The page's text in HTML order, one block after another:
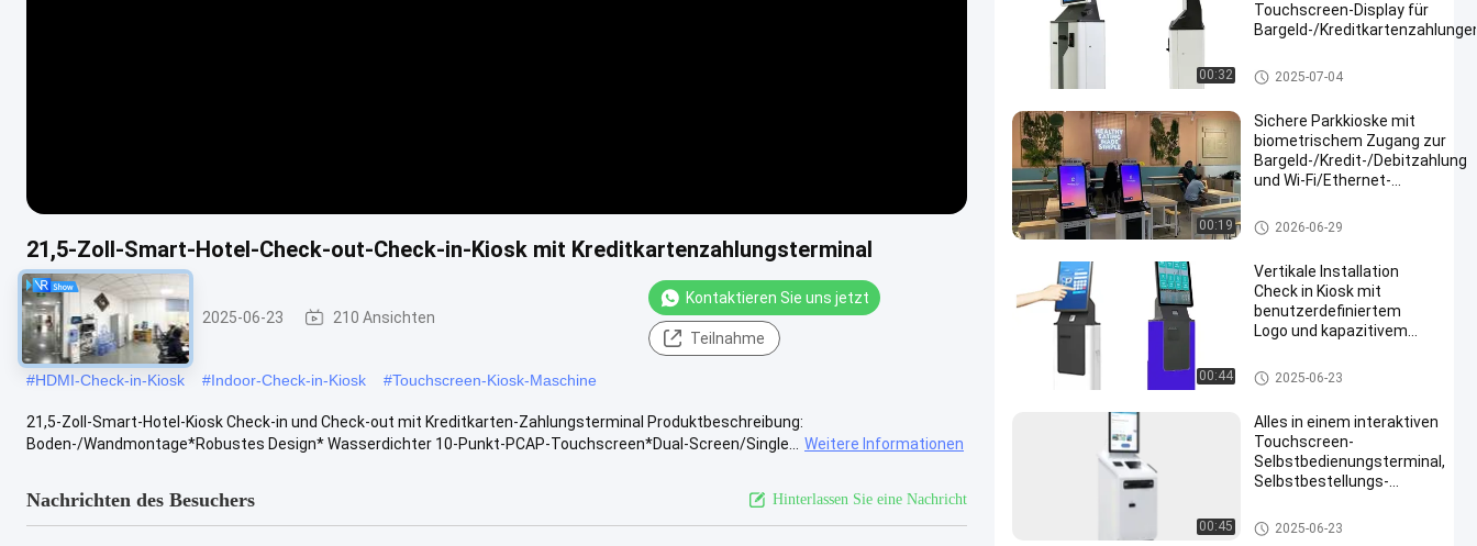
21,5-Zoll-Smart-Hotel-Check-out-Check-in-Kiosk mit Kreditkartenzahlungsterminal
Check-in-Kiosk 2025-06-23 210 Ansichten
Kontaktieren Sie uns jetzt
Teilnahme
#HDMI-Check-in-Kiosk #Indoor-Check-in-Kiosk #Touchscreen-Kiosk-Maschine
21,5-Zoll-Smart-Hotel-Kiosk Check-in und Check-out mit Kreditkarten-Zahlungsterminal Produktbeschreibung:
Boden-/Wandmontage*Robustes Design* Wasserdichter 10-Punkt-PCAP-Touchscreen*Dual-Screen/Single...
Weitere Informationen
Nachrichten des Besuchers Hinterlassen Sie eine Nachricht
00:32
Touchscreen-Display für
Bargeld-/
Krypto-Geldautomat
2025-07-04
00:19
Sichere Parkkioske mit
biometrischem Zugang zur
Bargeld-/Kredit-/Debitzahlung
und Wi-Fi/Ethernet-
Parkplatz-Kiosk
2026-06-29
00:44
Vertikale Installation
Check in Kiosk mit
benutzerdefiniertem
Logo und kapazitivem
Check-in-Kiosk
2025-06-23
00:45
Alles in einem interaktiven
Touchscreen-
Selbstbedienungsterminal,
Selbstbestellungs-
Selbstbedienungskiosk
2025-06-23